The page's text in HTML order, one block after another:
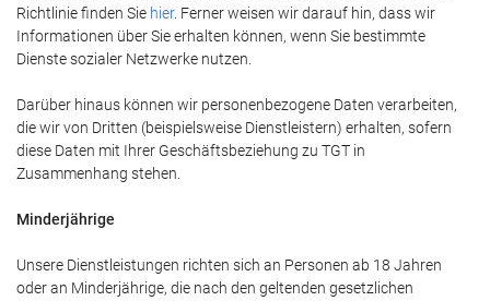
Richtlinie finden Sie hier. Ferner weisen wir darauf hin, dass wir
Informationen über Sie erhalten können, wenn Sie bestimmte
Dienste sozialer Netzwerke nutzen.
Darüber hinaus können wir personenbezogene Daten verarbeiten,
die wir von Dritten (beispielsweise Dienstleistern) erhalten, sofern
diese Daten mit Ihrer Geschäftsbeziehung zu TGT in
Zusammenhang stehen.
Minderjährige
Unsere Dienstleistungen richten sich an Personen ab 18 Jahren
oder an Minderjährige, die nach den geltenden gesetzlichen